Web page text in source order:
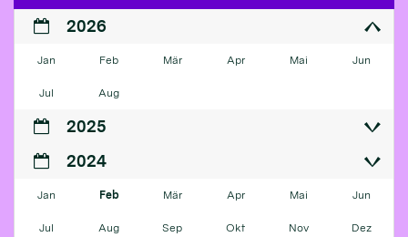
2026
Jan Feb Mär Apr Mai Jun
Jul Aug
2025
2024
Jan Feb Mär Apr Mai Jun
Jul Aug Sep Okt Nov Dez